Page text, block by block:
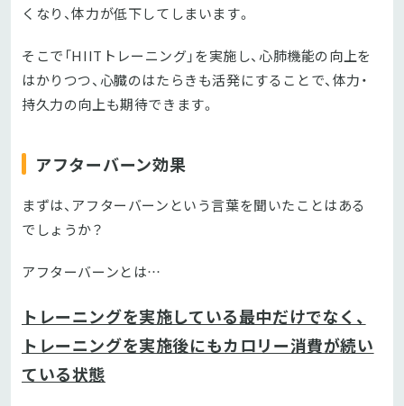
くなり、体力が低下してしまいます。
そこで「HIITトレーニング」を実施し、心肺機能の向上を
はかりつつ、心臓のはたらきも活発にすることで、体力・
持久力の向上も期待できます。
アフターバーン効果
まずは、アフターバーンという言葉を聞いたことはある
でしょうか？
アフターバーンとは…
トレーニングを実施している最中だけでなく、
トレーニングを実施後にもカロリー消費が続い
ている状態